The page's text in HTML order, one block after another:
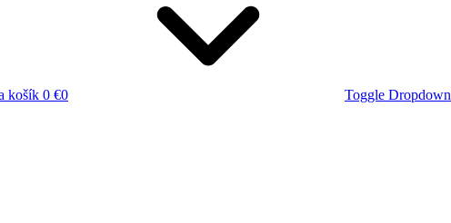
košík 0 €0
Toggle Dropdown